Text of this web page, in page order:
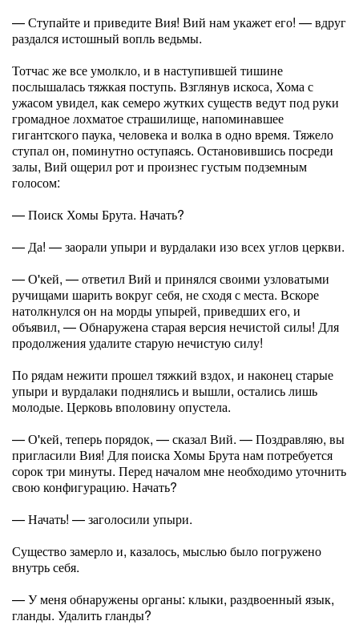
— Ступайте и приведите Вия! Вий нам укажет его! — вдруг
раздался истошный вопль ведьмы.
Тотчас же все умолкло, и в наступившей тишине
послышалась тяжкая поступь. Взглянув искоса, Хома с
ужасом увидел, как семеро жутких существ ведут под руки
громадное лохматое страшилище, напоминавшее
гигантского паука, человека и волка в одно время. Тяжело
ступал он, поминутно оступаясь. Остановившись посреди
залы, Вий ощерил рот и произнес густым подземным
голосом:
— Поиск Хомы Брута. Начать?
— Да! — заорали упыри и вурдалаки изо всех углов церкви.
— О'кей, — ответил Вий и принялся своими узловатыми
ручищами шарить вокруг себя, не сходя с места. Вскоре
натолкнулся он на морды упырей, приведших его, и
объявил, — Обнаружена старая версия нечистой силы! Для
продолжения удалите старую нечистую силу!
По рядам нежити прошел тяжкий вздох, и наконец старые
упыри и вурдалаки поднялись и вышли, остались лишь
молодые. Церковь вполовину опустела.
— О'кей, теперь порядок, — сказал Вий. — Поздравляю, вы
пригласили Вия! Для поиска Хомы Брута нам потребуется
сорок три минуты. Перед началом мне необходимо уточнить
свою конфигурацию. Начать?
— Начать! — заголосили упыри.
Существо замерло и, казалось, мыслью было погружено
внутрь себя.
— У меня обнаружены органы: клыки, раздвоенный язык,
гланды. Удалить гланды?